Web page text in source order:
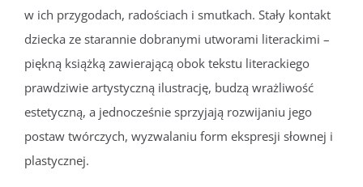
w ich przygodach, radościach i smutkach. Stały kontakt
dziecka ze starannie dobranymi utworami literackimi –
piękną książką zawierającą obok tekstu literackiego
prawdziwie artystyczną ilustrację, budzą wrażliwość
estetyczną, a jednocześnie sprzyjają rozwijaniu jego
postaw twórczych, wyzwalaniu form ekspresji słownej i
plastycznej.